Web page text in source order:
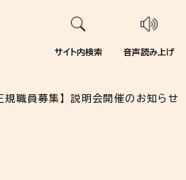
サイト内検索 音声読み上げ
規職員募集】 説明会開催のお知らせ